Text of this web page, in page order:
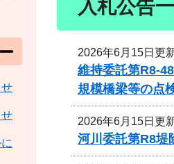
入札公告
2026年6月15日更
維持委託第R8-
規模橋梁等の点
2026年6月15日更
河川委託第R8